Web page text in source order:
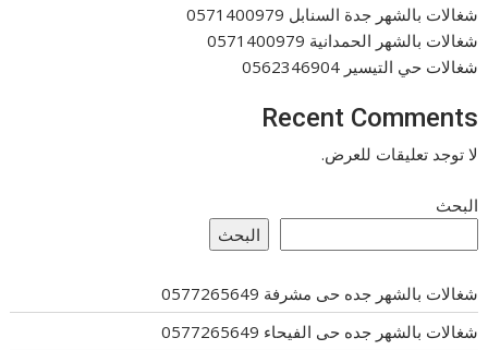
شغالات بالشهر جدة السنابل 0571400979
شغالات بالشهر الحمدانية 0571400979
شغالات حي التيسير 0562346904
Recent Comments
لا توجد تعليقات للعرض.
البحث
البحث
شغالات بالشهر جده حى مشرفة 0577265649
شغالات بالشهر جده حى الفيحاء 0577265649